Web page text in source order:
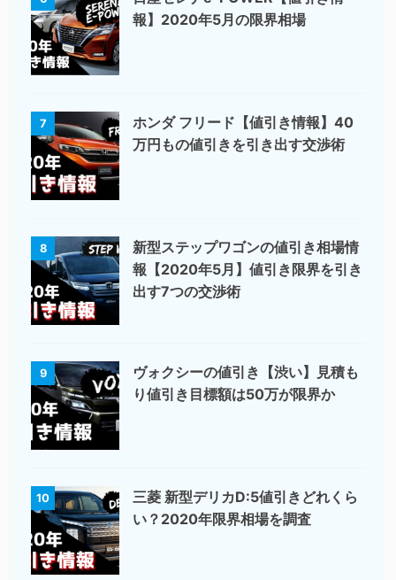
報】2020年5月の限界相場
7
ホンダ フリード【値引き情報】40
万円もの値引きを引き出す交渉術
8
新型ステップワゴンの値引き相場情
報【2020年5月】値引き限界を引き
出す7つの交渉術
9
ヴォクシーの値引き【渋い】見積も
り値引き目標額は50万が限界か
10
三菱 新型デリカD:5値引きどれくら
い？2020年限界相場を調査